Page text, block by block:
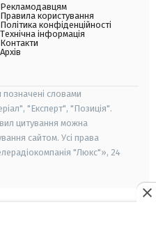
Рекламодавцям
Правила користування
Політика конфіденційності
Технічна інформація
Контакти
Архів
позначені словами
"Експерт", "Позиція".
цитування можна
сайтом. Усі права
"Люкс"», 24